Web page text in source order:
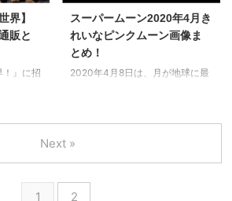
みまし
月4月
次ぐ3
ーンで
わせてご紹介しますね。 では、
さっそくいってみましょう！ 庭
キャンプにおすすめワンタッチテ
ントはこれ！ 今年4月から小学生
界】
販と
！』に招
ました!!!
ョンを
ムまでつ
スーパームーン2020年4月き
れいなピンクムーン画像ま
とめ！
2020年4月8日は、月が地球に最
なの？ そこで今回は、「スーパ
ームーン2020年4月きれいなピ
ンクムーン画像まとめ！」につい
1 2
Next »